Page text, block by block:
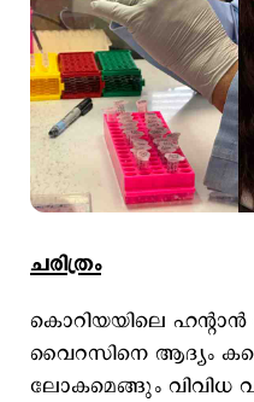
ചരിത്രം
കൊറിയയിലെ ഹന്‍റാന്‍
വൈറസിനെ ആദ്യം
ലോകമെങ്ങും വിവിധ